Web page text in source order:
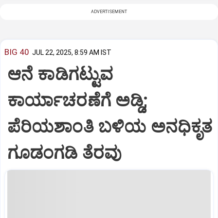
ADVERTISEMENT
BIG 40 JUL 22, 2025, 8:59 AM IST
ಆನೆ ಕಾಡಿಗಟ್ಟುವ
ಕಾರ್ಯಾಚರಣೆಗೆ ಅಡ್ಡಿ;
ಪೆರಿಯಶಾಂತಿ ಬಳಿಯ ಅನಧಿಕೃತ
ಗೂಡಂಗಡಿ ತೆರವು